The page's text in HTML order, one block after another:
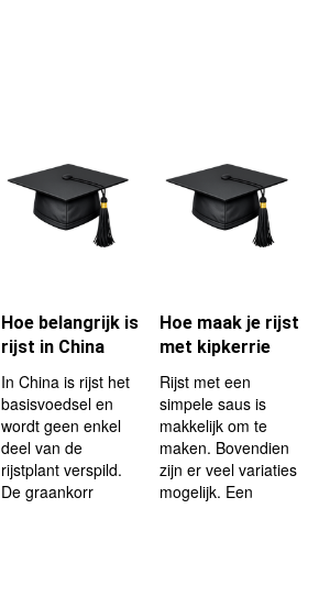
Hoe belangrijk is
rijst in China
In China is rijst het
basisvoedsel en
wordt geen enkel
deel van de
rijstplant verspild.
De graankorr
Hoe maak je rijst
met kipkerrie
Rijst met een
simpele saus is
makkelijk om te
maken. Bovendien
zijn er veel variaties
mogelijk. Een